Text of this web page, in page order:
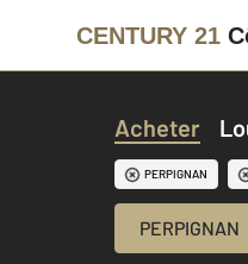
CENTURY 21
Acheter
PERPIGNAN
PERPIGNAN